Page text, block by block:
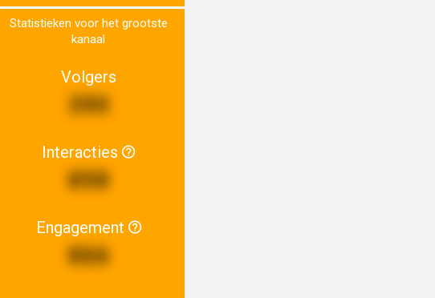
Statistieken voor het grootste
kanaal
Volgers
390
Interacties
898
Engagement
866